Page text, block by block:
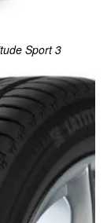
Sport 3